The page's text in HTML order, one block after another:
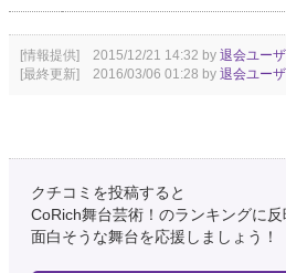
[情報提供] 2015/12/21 14:32 by 退会ユーザ
[最終更新] 2016/03/06 01:28 by 退会ユーザ
クチコミを投稿すると
CoRich舞台芸術！のランキングに反
面白そうな舞台を応援しましょう！